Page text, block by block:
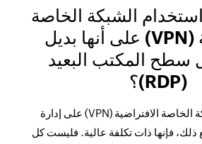
الشبكة الخاصة
الافتراضية (VPN) على أنها بديل
سطح المكتب البعيد
(RDP)؟
قد تساعدك الشبكة الخاصة الافتراضية (VPN) على إدارة
فإنها ذات تكلفة عالية. فليست كل